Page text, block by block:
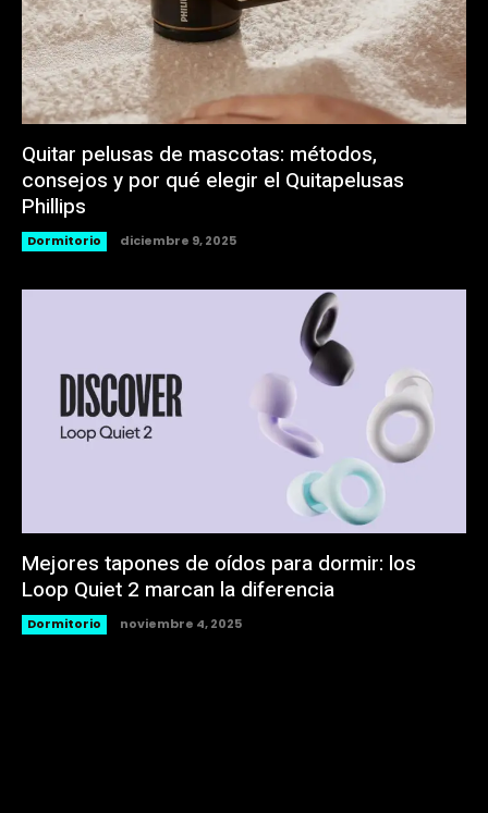
Quitar pelusas de mascotas: métodos,
consejos y por qué elegir el Quitapelusas
Phillips
Dormitorio diciembre 9, 2025
Mejores tapones de oídos para dormir: los
Loop Quiet 2 marcan la diferencia
Dormitorio noviembre 4, 2025